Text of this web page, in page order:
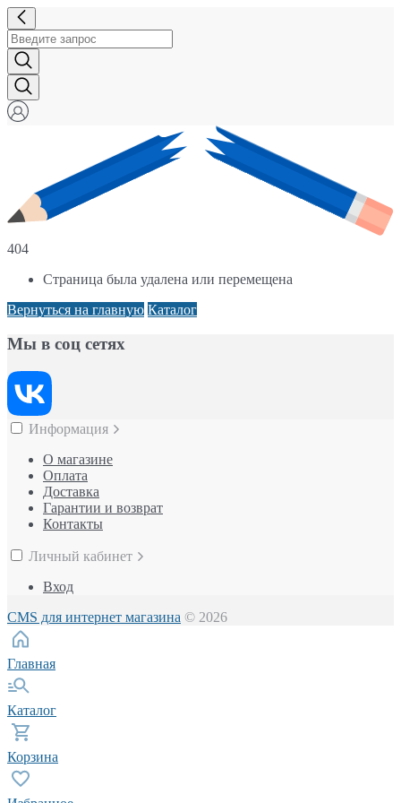
404
Страница была удалена или перемещена
Вернуться на главную Каталог
Мы в соц сетях
Информация
О магазине
Оплата
Доставка
Гарантии и возврат
Контакты
Личный кабинет
Вход
CMS для интернет магазина © 2026
Главная
Каталог
Корзина